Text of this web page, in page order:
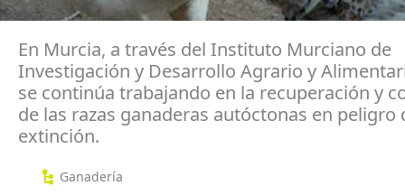
En Murcia, a través del Instituto Murciano de
Investigación y Desarrollo Agrario y
se continúa trabajando en la recuperación y
de las razas ganaderas autóctonas en peligro
extinción.
Ganadería